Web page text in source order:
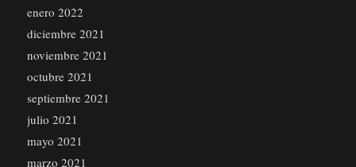
enero 2022
diciembre 2021
noviembre 2021
octubre 2021
septiembre 2021
julio 2021
mayo 2021
marzo 2021